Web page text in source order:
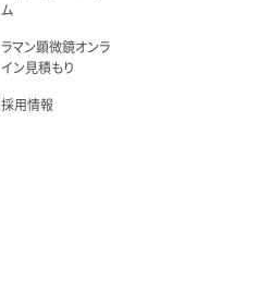
ム
ラマン顕微鏡オンラ
イン見積もり
採用情報